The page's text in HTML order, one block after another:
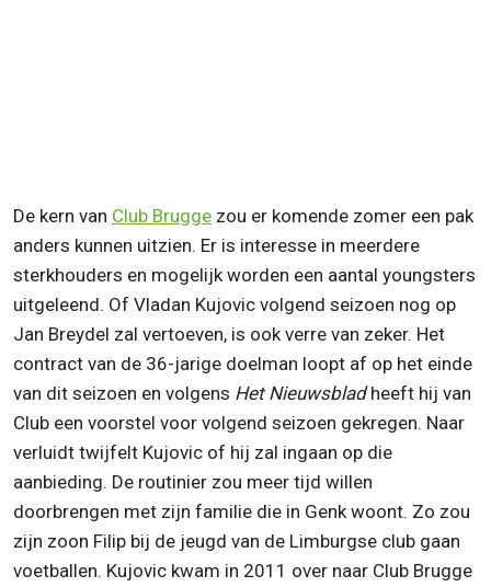
De kern van Club Brugge zou er komende zomer een pak
anders kunnen uitzien. Er is interesse in meerdere
sterkhouders en mogelijk worden een aantal youngsters
uitgeleend. Of Vladan Kujovic volgend seizoen nog op
Jan Breydel zal vertoeven, is ook verre van zeker. Het
contract van de 36-jarige doelman loopt af op het einde
van dit seizoen en volgens Het Nieuwsbladheeft hij van
Club een voorstel voor volgend seizoen gekregen. Naar
verluidt twijfelt Kujovic of hij zal ingaan op die
aanbieding. De routinier zou meer tijd willen
doorbrengen met zijn familie die in Genk woont. Zo zou
zijn zoon Filip bij de jeugd van de Limburgse club gaan
voetballen. Kujovic kwam in 2011 over naar Club Brugge